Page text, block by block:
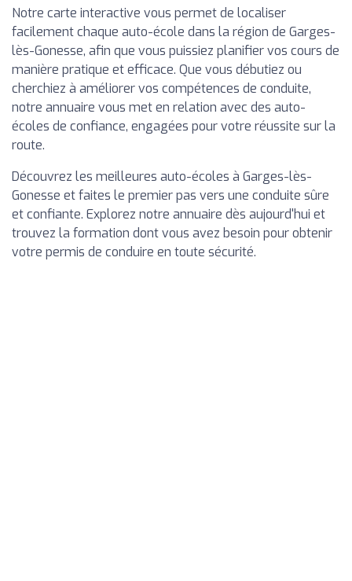
Notre carte interactive vous permet de localiser
facilement chaque auto-école dans la région de Garges-
lès-Gonesse, afin que vous puissiez planifier vos cours de
manière pratique et efficace. Que vous débutiez ou
cherchiez à améliorer vos compétences de conduite,
notre annuaire vous met en relation avec des auto-
écoles de confiance, engagées pour votre réussite sur la
route.
Découvrez les meilleures auto-écoles à Garges-lès-
Gonesse et faites le premier pas vers une conduite sûre
et confiante. Explorez notre annuaire dès aujourd'hui et
trouvez la formation dont vous avez besoin pour obtenir
votre permis de conduire en toute sécurité.